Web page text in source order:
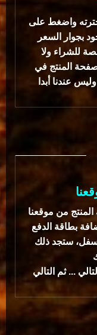
واضغط على
بجوار السعر
للشراء ولا
المنتج في
عندنا أبدا
من موقعنا
بطاقة الدفع
ستجد ذلك
... ثم التالي